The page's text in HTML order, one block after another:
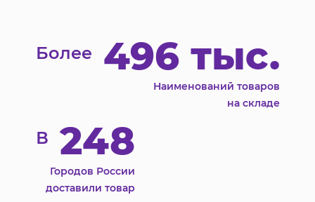
Более 496 тыс.
Наименований товаров
на складе
В 248
Городов России
доставили товар